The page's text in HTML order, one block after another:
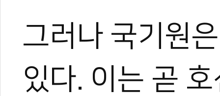
그러나 국기원
있다. 이는 곧